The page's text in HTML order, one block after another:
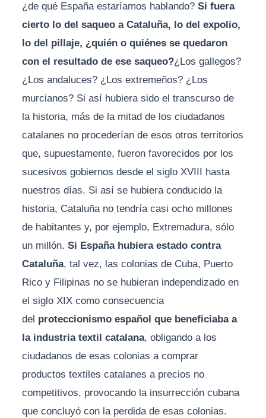
¿de qué España estaríamos hablando? Si fuera
cierto lo del saqueo a Cataluña, lo del expolio,
lo del pillaje, ¿quién o quiénes se quedaron
con el resultado de ese saqueo?¿Los gallegos?
¿Los andaluces? ¿Los extremeños? ¿Los
murcianos? Si así hubiera sido el transcurso de
la historia, más de la mitad de los ciudadanos
catalanes no procederían de esos otros territorios
que, supuestamente, fueron favorecidos por los
sucesivos gobiernos desde el siglo XVIII hasta
nuestros días. Si así se hubiera conducido la
historia, Cataluña no tendría casi ocho millones
de habitantes y, por ejemplo, Extremadura, sólo
un millón. Si España hubiera estado contra
Cataluña, tal vez, las colonias de Cuba, Puerto
Rico y Filipinas no se hubieran independizado en
el siglo XIX como consecuencia
del proteccionismo español que beneficiaba a
la industria textil catalana, obligando a los
ciudadanos de esas colonias a comprar
productos textiles catalanes a precios no
competitivos, provocando la insurrección cubana
que concluyó con la perdida de esas colonias.